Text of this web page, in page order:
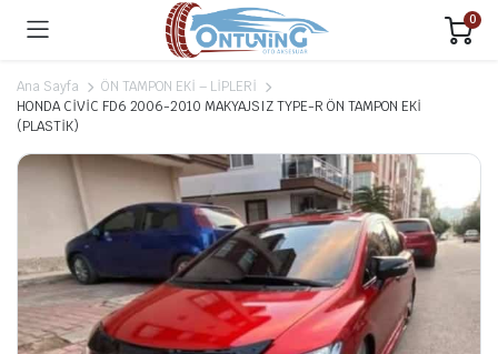
0
Ana Sayfa
ÖN TAMPON EKİ – LİPLERİ
HONDA CİVİC FD6 2006-2010 MAKYAJSIZ TYPE-R ÖN TAMPON EKİ
(PLASTİK)